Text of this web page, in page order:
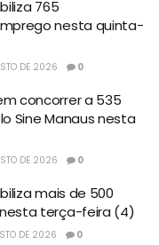
765
nesta quinta-
DE 2026 0
concorrer a 535
Sine Manaus nesta
DE 2026 0
mais de 500
terça-feira (4)
DE 2026 0